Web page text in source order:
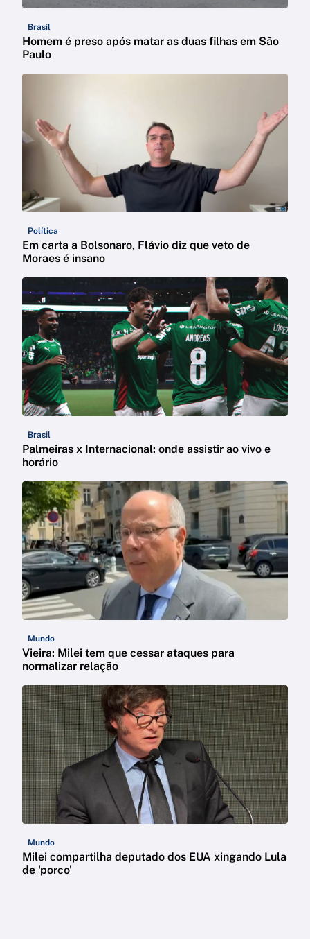
Brasil
Homem é preso após matar as duas filhas em São
Paulo
Política
Em carta a Bolsonaro, Flávio diz que veto de
Moraes é insano
Brasil
Palmeiras x Internacional: onde assistir ao vivo e
horário
Mundo
Vieira: Milei tem que cessar ataques para
normalizar relação
Mundo
Milei compartilha deputado dos EUA xingando Lula
de 'porco'